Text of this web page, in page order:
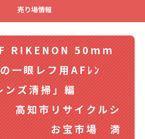
売り場情報
RIKENON 50mm
一眼レフ用AFﾚﾝ
ンズ清掃」編
リサイクルシ
お宝市場 満